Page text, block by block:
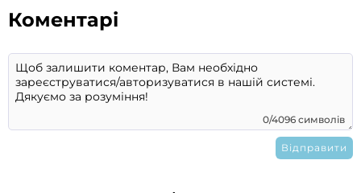
Коментарі
0/4096 символів